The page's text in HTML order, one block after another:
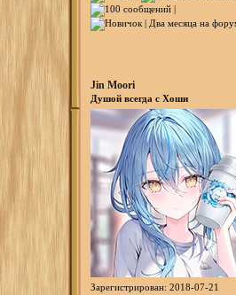
Jin Moori
Душой всегда с Хоши
Зарегистрирован: 2018-07-21